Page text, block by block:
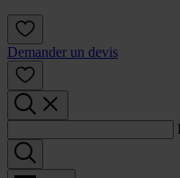
Demander un devis